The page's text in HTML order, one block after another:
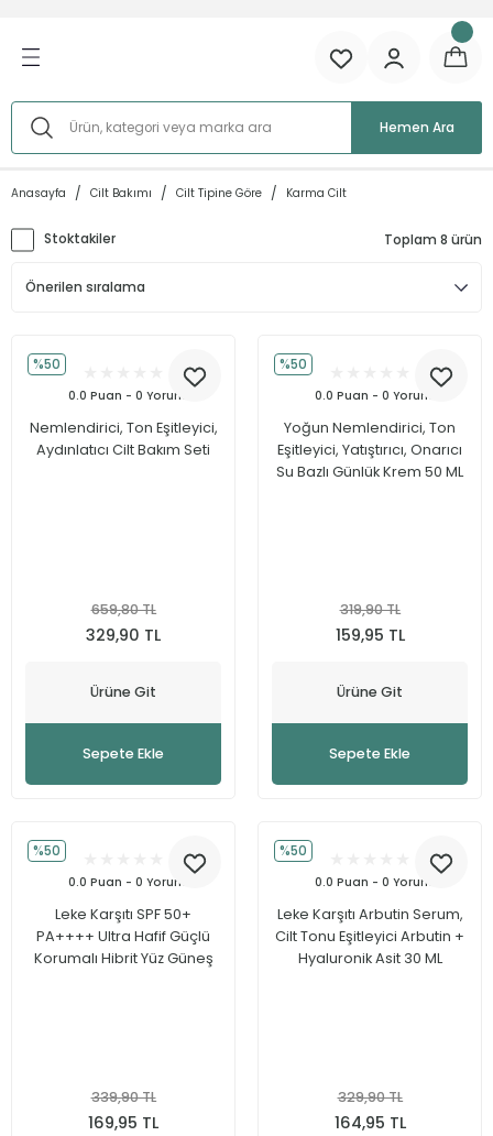
Tonikler
Peelingler
Tüm Ürünler
Leke
Renk Tonu Eşitsizliği
Göz Çevresi
Yağlı Cilt
BHA (Beta Hidroksi Asit)
C Vitamini
Etil Askorbik Asit
Hyalüronik Asit
Hemen Ara
Anasayfa Cilt Bakımı Cilt Tipine Göre Karma Cilt
Stoktakiler Toplam 8 ürün
%50
0.0 Puan - 0 Yorum
Nemlendirici, Ton Eşitleyici,
Aydınlatıcı Cilt Bakım Seti
659,80 TL
329,90 TL
Ürüne Git
Sepete Ekle
%50
0.0 Puan - 0 Yorum
Yoğun Nemlendirici, Ton
Eşitleyici, Yatıştırıcı, Onarıcı
Su Bazlı Günlük Krem 50 ML
319,90 TL
159,95 TL
Ürüne Git
Sepete Ekle
%50
0.0 Puan - 0 Yorum
Leke Karşıtı SPF 50+
PA++++ Ultra Hafif Güçlü
Korumalı Hibrit Yüz Güneş
339,90 TL
169,95 TL
%50
0.0 Puan - 0 Yorum
Leke Karşıtı Arbutin Serum,
Cilt Tonu Eşitleyici Arbutin +
Hyaluronik Asit 30 ML
329,90 TL
164,95 TL